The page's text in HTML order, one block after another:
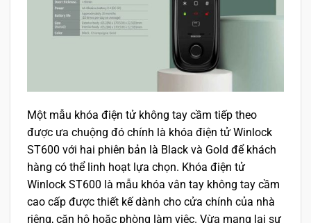
Một mẫu khóa điện tử không tay cầm tiếp theo
được ưa chuộng đó chính là khóa điện tử Winlock
ST600 với hai phiên bản là Black và Gold để khách
hàng có thể linh hoạt lựa chọn. Khóa điện tử
Winlock ST600 là mẫu khóa vân tay không tay cầm
cao cấp được thiết kế dành cho cửa chính của nhà
riêng, căn hộ hoặc phòng làm việc. Vừa mang lại sự